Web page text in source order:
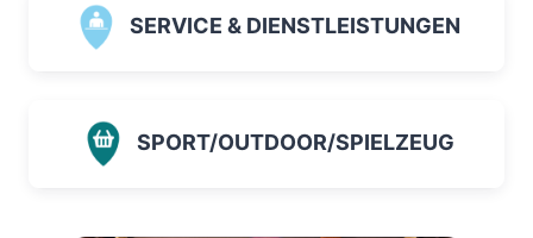
SERVICE & DIENSTLEISTUNGEN
SPORT/OUTDOOR/SPIELZEUG